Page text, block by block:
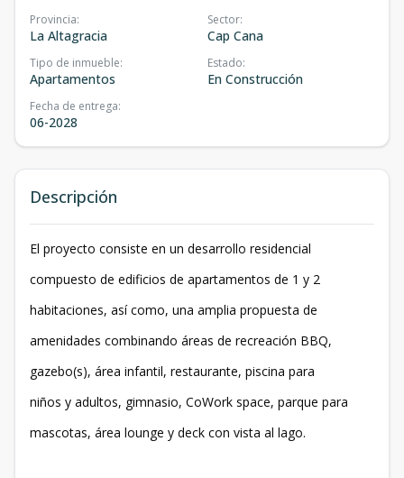
Provincia:
La Altagracia
Sector:
Cap Cana
Tipo de inmueble:
Apartamentos
Estado:
En Construcción
Fecha de entrega:
06-2028
Descripción
El proyecto consiste en un desarrollo residencial
compuesto de edificios de apartamentos de 1 y 2
habitaciones, así como, una amplia propuesta de
amenidades combinando áreas de recreación BBQ,
gazebo(s), área infantil, restaurante, piscina para
niños y adultos, gimnasio, CoWork space, parque para
mascotas, área lounge y deck con vista al lago.